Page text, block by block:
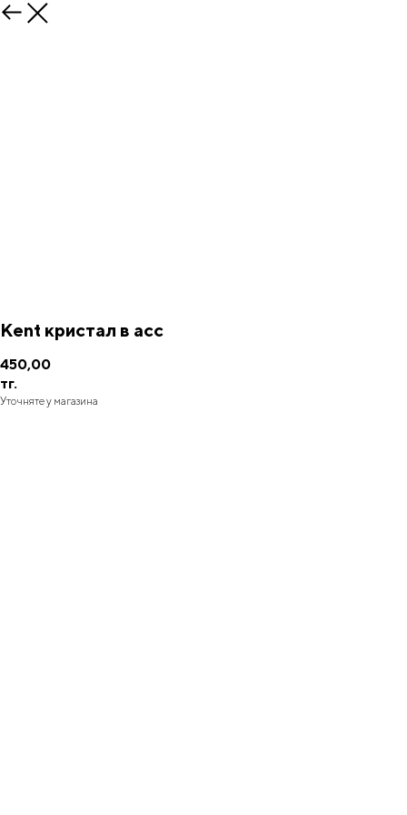
Kent кристал в асс
450,00
тг.
Уточняте у магазина